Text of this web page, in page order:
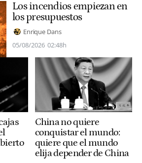
Los incendios empiezan en
los presupuestos
Enrique Dans
05/08/2026 02:48h
China no quiere
conquistar el mundo:
quiere que el mundo
elija depender de China